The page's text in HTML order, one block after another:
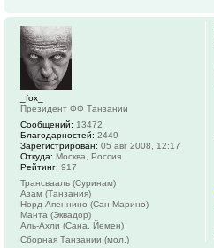
_fox_
Президент ФФ Танзании
Сообщений: 13472
Благодарностей: 2449
Зарегистрирован: 05 авг 2008, 12:17
Откуда: Москва, Россия
Рейтинг: 917
Трансвааль (Суринам)
Азам (Танзания)
Норд Апеннино (Сан-Марино)
Манта (Эквадор)
Аль-Ахли (Сана, Йемен)
Сборная Танзании (мол.)